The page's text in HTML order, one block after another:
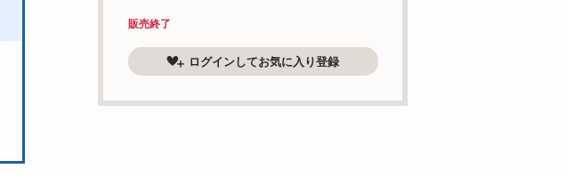
販売終了
ログインしてお気に入り登録